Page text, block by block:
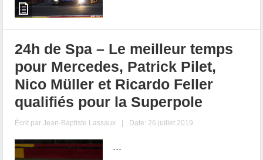
24h de Spa – Le meilleur temps
pour Mercedes, Patrick Pilet,
Nico Müller et Ricardo Feller
qualifiés pour la Superpole
Écrit parJean-Baptiste Lassaux | Date: 26 juillet 2019
...